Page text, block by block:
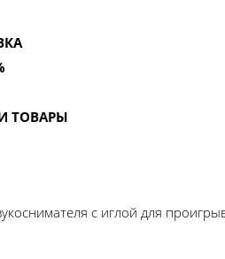
ТОВАРЫ
с иглой для